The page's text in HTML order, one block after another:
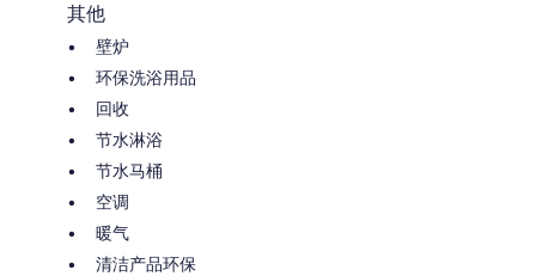
其他
壁炉
环保洗浴用品
回收
节水淋浴
节水马桶
空调
暖气
清洁产品环保